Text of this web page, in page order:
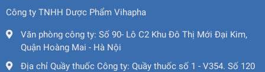
Công ty TNHH Dược Phẩm Vihapha
Văn phòng công ty: Số 90- Lô C2 Khu Đô Thị Mới Đại Kim,
Quận Hoàng Mai - Hà Nội
Địa chỉ Quầy thuốc Công ty: Quầy thuốc số 1 - V354. Số 120